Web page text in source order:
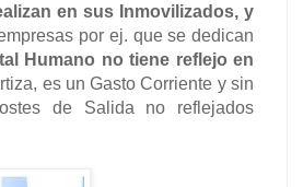
en sus Inmovilizados, y
por ej. que se dedican
Humano no tiene reflejo en
es un GastoCorriente y sin
de Salida no reflejados